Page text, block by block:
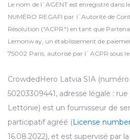
Le nom de l`AGENT est enregistré dans
NUMÉRO REGAFI par l`Autorité de
Résolution ("ACPR") en tant que
Lemonway, un établissement de
75002 Paris, autorisé par l`ACPR sous
CrowdedHero Latvia SIA
50203309441, adresse légale : rue
Lettonie) est un fournisseur de
participatif agréé (License
16.08.2022), et est supervisé par